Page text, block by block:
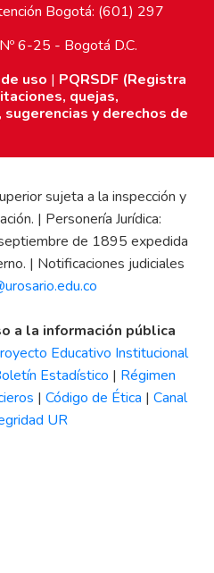
Bogotá: (601) 297
6-25 - Bogotá D.C.
uso | PQRSDF (Registra
quejas,
sugerencias y derechos de
sujeta a la inspección y
| Personería Jurídica:
de 1895 expedida
| Notificaciones judiciales
a la información pública
Educativo Institucional
Estadístico | Régimen
| Código de Ética | Canal
UR